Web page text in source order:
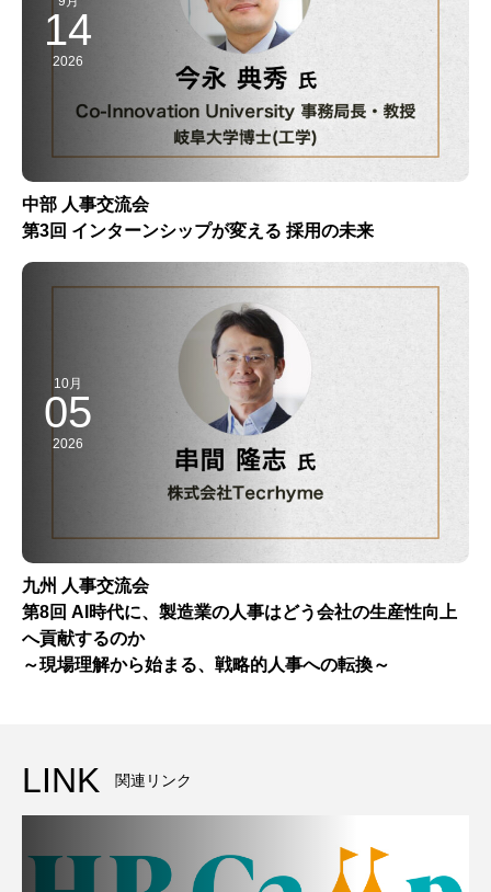
14
2026
中部 人事交流会
第3回 インターンシップが変える 採用の未来
10月
05
2026
九州 人事交流会
第8回 AI時代に、製造業の人事はどう会社の生産性向上
へ貢献するのか
～現場理解から始まる、戦略的人事への転換～
LINK 関連リンク